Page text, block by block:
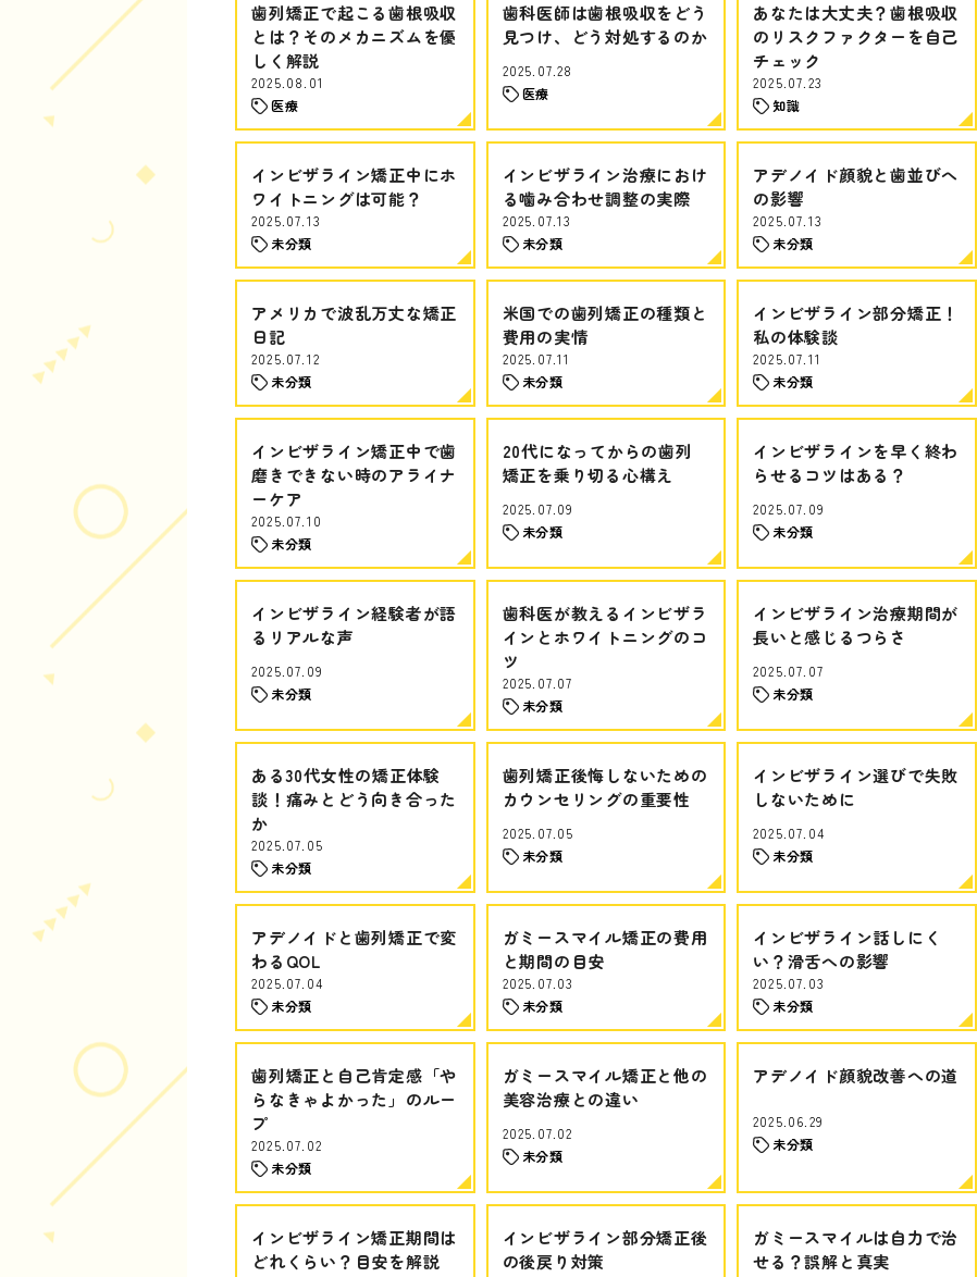
歯列矯正で起こる歯根吸収
とは？そのメカニズムを優
しく解説
2025.08.01
医療
歯科医師は歯根吸収をどう
見つけ、どう対処するのか
2025.07.28
医療
あなたは大丈夫？歯根吸収
のリスクファクターを自己
チェック
2025.07.23
知識
インビザライン矯正中にホ
ワイトニングは可能？
2025.07.13
未分類
インビザライン治療におけ
る噛み合わせ調整の実際
2025.07.13
未分類
アデノイド顔貌と歯並びへ
の影響
2025.07.13
未分類
アメリカで波乱万丈な矯正
日記
2025.07.12
未分類
米国での歯列矯正の種類と
費用の実情
2025.07.11
未分類
インビザライン部分矯正！
私の体験談
2025.07.11
未分類
インビザライン矯正中で歯
磨きできない時のアライナ
ーケア
2025.07.10
未分類
20代になってからの歯列
矯正を乗り切る心構え
2025.07.09
未分類
インビザラインを早く終わ
らせるコツはある？
2025.07.09
未分類
インビザライン経験者が語
るリアルな声
2025.07.09
未分類
歯科医が教えるインビザラ
インとホワイトニングのコ
ツ
2025.07.07
未分類
インビザライン治療期間が
長いと感じるつらさ
2025.07.07
未分類
ある30代女性の矯正体験
談！痛みとどう向き合った
か
2025.07.05
未分類
歯列矯正後悔しないための
カウンセリングの重要性
2025.07.05
未分類
インビザライン選びで失敗
しないために
2025.07.04
未分類
アデノイドと歯列矯正で変
わるQOL
2025.07.04
未分類
ガミースマイル矯正の費用
と期間の目安
2025.07.03
未分類
インビザライン話しにく
い？滑舌への影響
2025.07.03
未分類
歯列矯正と自己肯定感「や
らなきゃよかった」のルー
プ
2025.07.02
未分類
ガミースマイル矯正と他の
美容治療との違い
2025.07.02
未分類
アデノイド顔貌改善への道
2025.06.29
未分類
インビザライン矯正期間は
どれくらい？目安を解説
インビザライン部分矯正後
の後戻り対策
ガミースマイルは自力で治
せる？誤解と真実